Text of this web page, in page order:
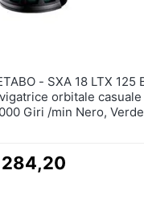
- SXA 18 LTX 125 BL
orbitale casuale
Giri /min Nero, Verde